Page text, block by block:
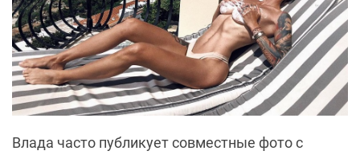
Влада часто публикует совместные фото с